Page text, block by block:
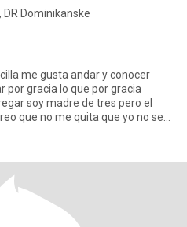
DR Dominikanske
me gusta andar y conocer
por gracia lo que por gracia
que no me quita que yo no sea